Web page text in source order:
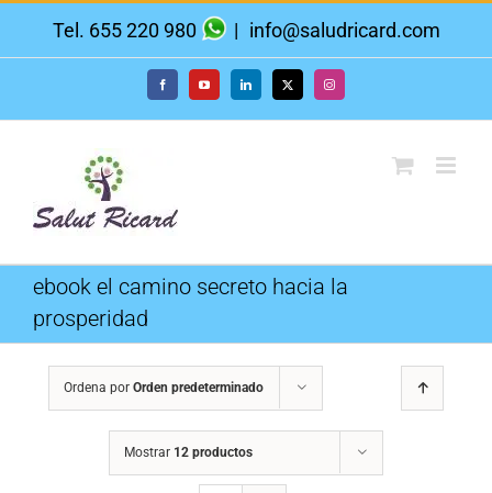
Tel. 655 220 980 | info@saludricard.com
FacebookYouTube LinkedIn X Instagram
ebook el camino secreto hacia la
prosperidad
Ordena por Orden predeterminado
Mostrar 12 productos